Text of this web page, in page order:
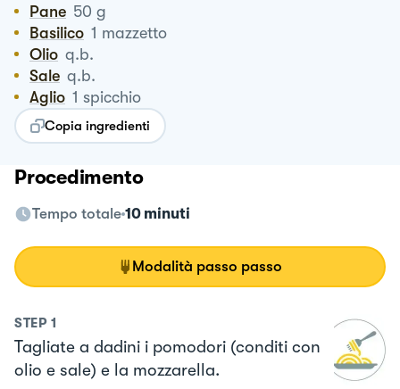
Pane 50 g
Basilico 1 mazzetto
Olio q.b.
Sale q.b.
Aglio 1 spicchio
Copia ingredienti
Procedimento
Tempo totale 10 minuti
Modalità passo passo
STEP 1
Tagliate a dadini i pomodori (conditi con
olio e sale) e la mozzarella.